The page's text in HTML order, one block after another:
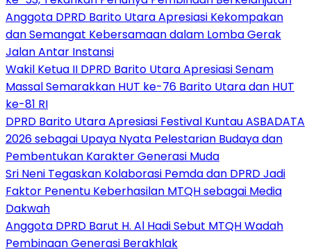
Anggota DPRD Barito Utara Apresiasi Kekompakan
dan Semangat Kebersamaan dalam Lomba Gerak
Jalan Antar Instansi
Wakil Ketua II DPRD Barito Utara Apresiasi Senam
Massal Semarakkan HUT ke-76 Barito Utara dan HUT
ke-81 RI
DPRD Barito Utara Apresiasi Festival Kuntau ASBADATA
2026 sebagai Upaya Nyata Pelestarian Budaya dan
Pembentukan Karakter Generasi Muda
Sri Neni Tegaskan Kolaborasi Pemda dan DPRD Jadi
Faktor Penentu Keberhasilan MTQH sebagai Media
Dakwah
Anggota DPRD Barut H. Al Hadi Sebut MTQH Wadah
Pembinaan Generasi Berakhlak